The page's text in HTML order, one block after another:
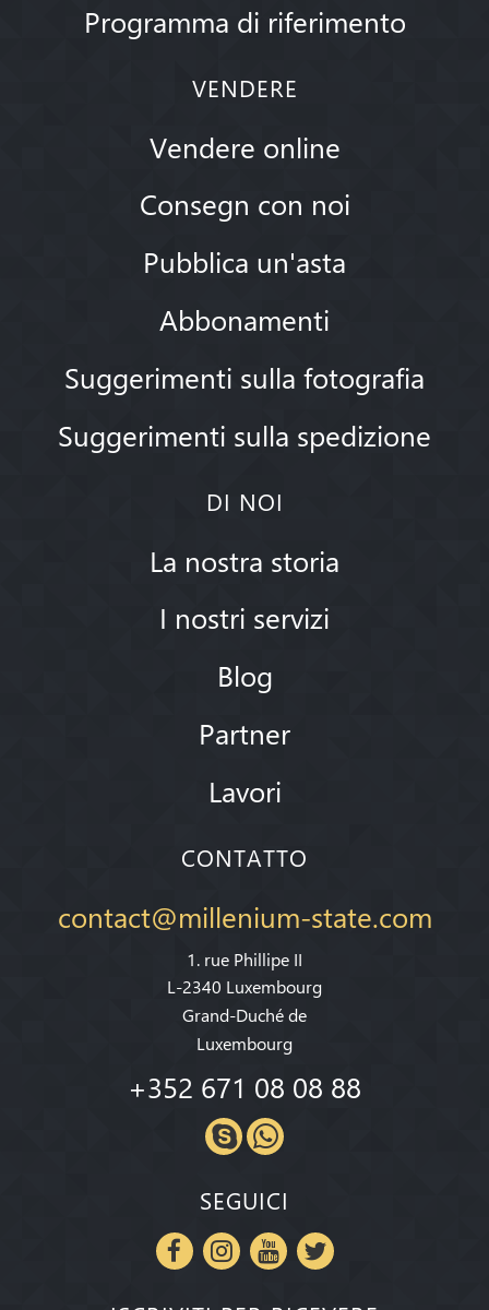
Programma di riferimento
VENDERE
Vendere online
Consegn con noi
Pubblica un'asta
Abbonamenti
Suggerimenti sulla fotografia
Suggerimenti sulla spedizione
DI NOI
La nostra storia
I nostri servizi
Blog
Partner
Lavori
CONTATTO
contact@millenium-state.com
1. rue Phillipe II
L-2340 Luxembourg
Grand-Duché de
Luxembourg
+352 671 08 08 88
SEGUICI